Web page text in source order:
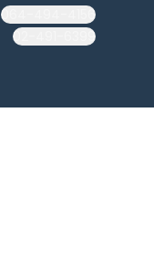
064-494-4156
02-491-6399